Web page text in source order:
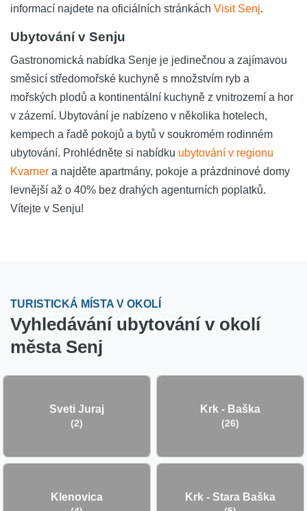
informací najdete na oficiálních stránkách Visit Senj.
Ubytování v Senju
Gastronomická nabídka Senje je jedinečnou a zajímavou
směsicí středomořské kuchyně s množstvím ryb a
mořských plodů a kontinentální kuchyně z vnitrozemí a hor
v zázemí. Ubytování je nabízeno v několika hotelech,
kempech a řadě pokojů a bytů v soukromém rodinném
ubytování. Prohlédněte si nabídku ubytování v regionu
Kvarner a najděte apartmány, pokoje a prázdninové domy
levnější až o 40% bez drahých agenturních poplatků.
Vítejte v Senju!
TURISTICKÁ MÍSTA V OKOLÍ
Vyhledávání ubytování v okolí
města Senj
Sveti Juraj
(2)
Krk - Baška
(26)
Klenovica Krk - Stara Baška